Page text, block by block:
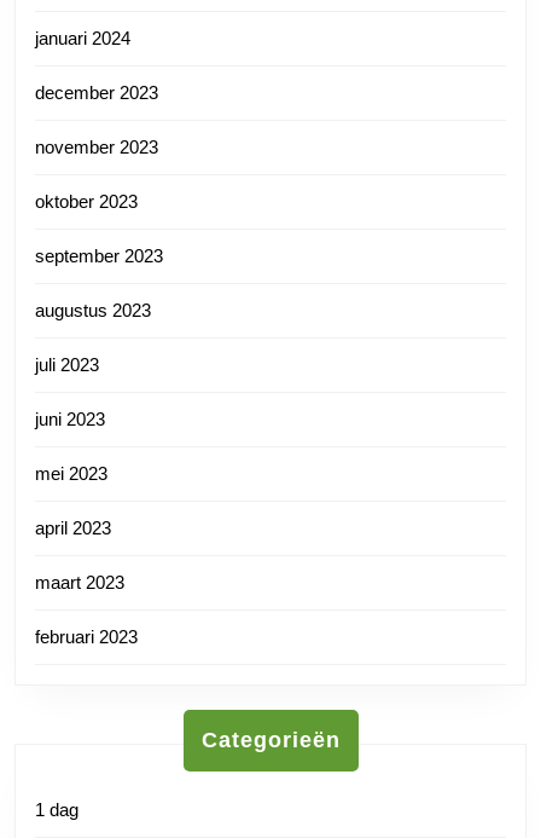
januari 2024
december 2023
november 2023
oktober 2023
september 2023
augustus 2023
juli 2023
juni 2023
mei 2023
april 2023
maart 2023
februari 2023
Categorieën
1 dag